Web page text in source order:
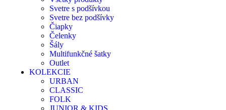
Svetre s podšívkou
Svetre bez podšívky
Čiapky
Čelenky
Šály
Multifunkčné šatky
Outlet
KOLEKCIE
URBAN
CLASSIC
FOLK
JUNIOR & KIDS